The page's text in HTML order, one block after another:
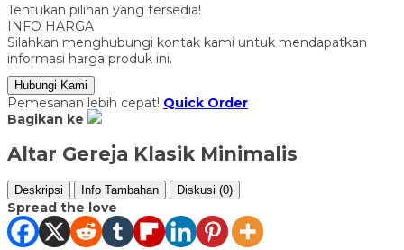
Tentukan pilihan yang tersedia!
INFO HARGA
Silahkan menghubungi kontak kami untuk mendapatkan
informasi harga produk ini.
Hubungi Kami
Pemesanan lebih cepat! Quick Order
Bagikan ke
Altar Gereja Klasik Minimalis
Deskripsi Info Tambahan Diskusi (0)
Spread the love